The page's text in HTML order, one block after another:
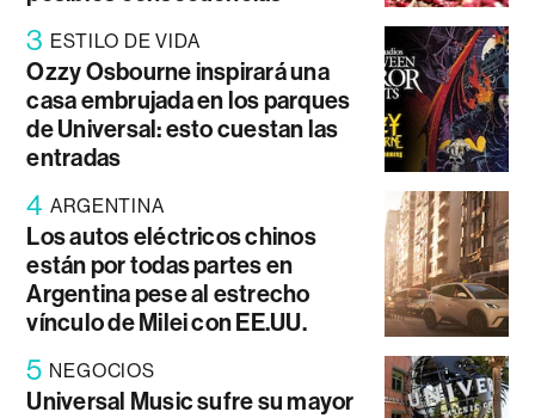
3 ESTILO DE VIDA
Ozzy Osbourne inspirará una
casa embrujada en los parques
de Universal: esto cuestan las
entradas
4 ARGENTINA
Los autos eléctricos chinos
están por todas partes en
Argentina pese al estrecho
vínculo de Milei con EE.UU.
5 NEGOCIOS
Universal Music sufre su mayor